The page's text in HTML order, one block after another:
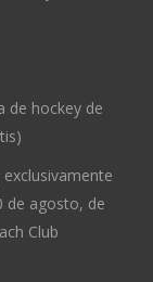
de hockey de
de agosto, de
Club